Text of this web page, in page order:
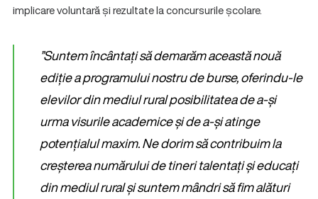
implicare voluntară și rezultate la concursurile școlare.
”Suntem încântați să demarăm această nouă
ediție a programului nostru de burse, oferindu-le
elevilor din mediul rural posibilitatea de a-și
urma visurile academice și de a-și atinge
potențialul maxim. Ne dorim să contribuim la
creșterea numărului de tineri talentați și educați
din mediul rural și suntem mândri să fim alături